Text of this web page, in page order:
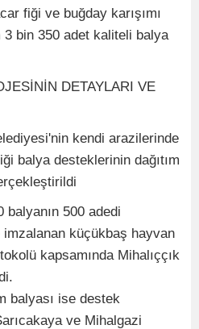
fiği ve buğday karışımı
bin 350 adet kaliteli balya
DETAYLARI VE
kendi arazilerinde
balya desteklerinin dağıtım
500 adedi
imzalanan küçükbaş hayvan
kapsamında Mihalıççık
balyası ise destek
ve Mihalgazi